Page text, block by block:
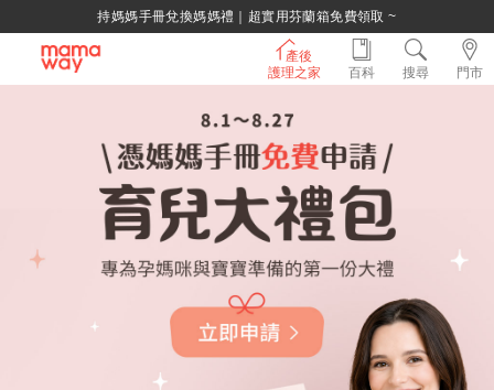
綁定LINE好友，500購物金立即折！
產後
護理之家
門市
百科 搜尋